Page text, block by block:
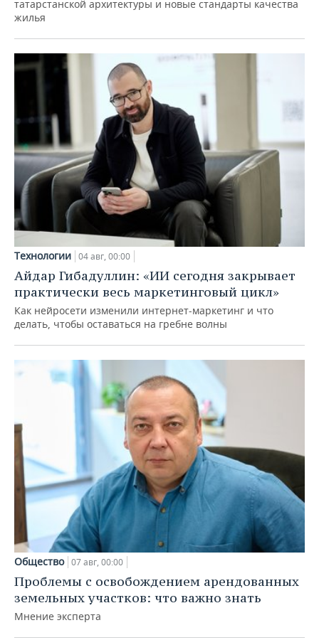
татарстанской архитектуры и новые стандарты качества
жилья
Технологии 04 авг, 00:00
Айдар Гибадуллин: «ИИ сегодня закрывает
практически весь маркетинговый цикл»
Как нейросети изменили интернет-маркетинг и что
делать, чтобы оставаться на гребне волны
Общество 07 авг, 00:00
Проблемы с освобождением арендованных
земельных участков: что важно знать
Мнение эксперта